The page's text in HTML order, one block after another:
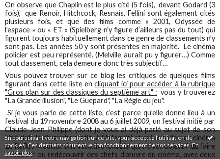
En poursuivant votre navigation sur ce site, vous acceptez l'utilisation de
cookies. Ces derniers assurent le bon fonctionnement de nos services.En
savoir plus.
On observe que Chaplin est le plus cité (5 fois), devant Godard (3
fois), que Renoir, Hitchcock, Resnais, Fellini sont également cités
plusieurs fois, et que des films comme « 2001, Odyssée de
l’espace » ou « ET » (Spielberg n’y figure d’ailleurs pas du tout) qui
figurent toujours habituellement dans ce genre de classements n’y
sont pas. Les années 50 y sont présentes en majorité. Le cinéma
policier est peu représenté. (Melville aurait pu y figurer…) Comme
tout classement, cela demeure donc très subjectif…
Vous pouvez trouver sur ce blog les critiques de quelques films
figurant dans cette liste en cliquant ici pour accéder à la rubrique
"Gros plan sur des classiques du septième art" : vous y trouverez
"La Grande illusion", "Le Guépard", "La Règle du jeu".
Si je vous parle de cette liste, c’est parce qu’elle donne lieu à un
festival du 19 novembre 2008 au 6 juillet 2009, un festival initié par
Claude-Jean Philippe (dont je vous ai déjà parlé au sujet de son
ciné club, le dimanche matin, à l’Arlequin) et qui aura lieu au cinéma
Le Reflet Médicis. Une initiative louable qui a pour objectif de faire
découvrir ou redécouvrir des chefs d’œuvre du cinéma, avec deux